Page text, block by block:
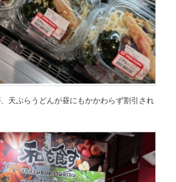
天ぷらうどんが昼にもかかわらず割引され